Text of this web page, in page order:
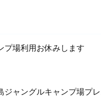
プ場利用お休みします
ジャングルキャンプ場プ